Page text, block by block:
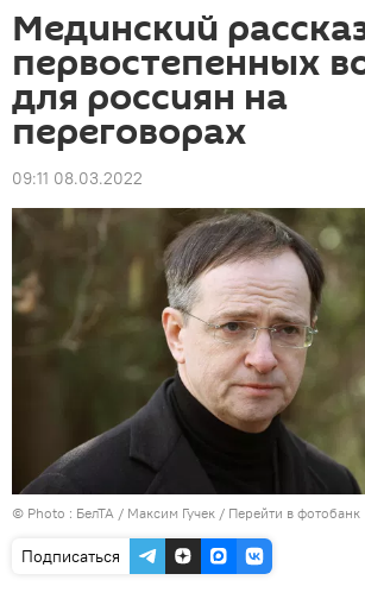
Мединский
первостепенных
для россиян на
переговорах
09:11 08.03.2022
© Photo : БелТА / Максим Гучек / Перейти в фотобанк
Подписаться